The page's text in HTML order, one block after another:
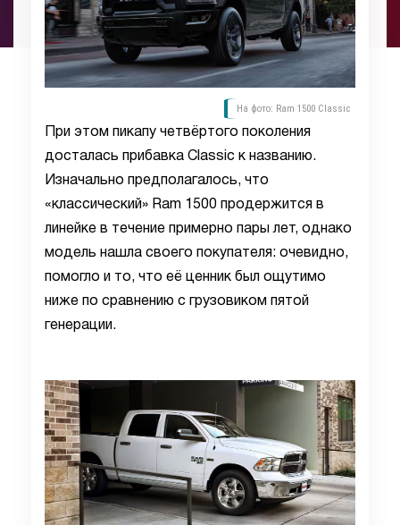
На фото: Ram 1500 Classic
При этом пикапу четвёртого поколения
досталась прибавка Classic к названию.
Изначально предполагалось, что
«классический» Ram 1500 продержится в
линейке в течение примерно пары лет, однако
модель нашла своего покупателя: очевидно,
помогло и то, что её ценник был ощутимо
ниже по сравнению с грузовиком пятой
генерации.